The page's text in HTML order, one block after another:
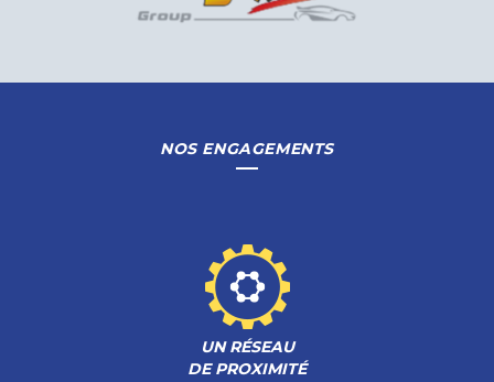
NOS ENGAGEMENTS
UN RÉSEAU
DE PROXIMITÉ